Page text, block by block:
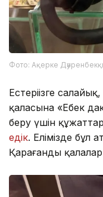
Фото: Ақерке
Естеріңізге
қаласына «Еңбек
беру үшін
едік. Елімізде бұл
Қарағанды